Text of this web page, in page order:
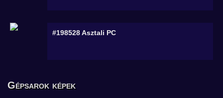
#198528Asztali PC
Gépsarok képek